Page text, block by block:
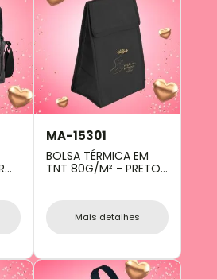
MA-15301
BOLSA TÉRMICA EM
TNT 80G/M² - PRETO
Mais detalhes